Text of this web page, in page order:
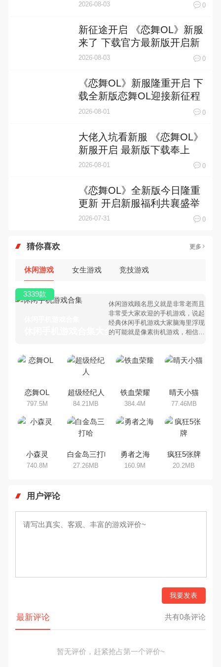
2026-08-03 0
新征途开启 《恋舞OL》新服
来了 下载官方最新版开启新
挑战
2026-08-03 0
《恋舞OL》新服隆重开启 下
载全新版恋舞OL迎接新征程
2026-08-01 0
大佬入坑看新服 《恋舞OL》
新服开启 最新版下载奉上
2026-08-01 0
《恋舞OL》全新版今日隆重
更新 开启新服福利共襄盛举
2026-07-31 0
猜你喜欢 更多
休闲游戏 女生游戏 竞技游戏
休闲手机游戏合集大全 >
休闲游戏顾名思义就是非常老而且
非常受大家欢迎的手机游戏，说起
经典休闲手机游戏大家脑海里浮现
的可能就是像素街机游戏，相信很
闲手机游戏有哪些呢？游戏今天，
集，欢迎大家前来选择下载体验
3339款
恋舞OL
797.5M
超级经纪人
84.21MB
铁血荣耀
384.4M
晴天小猫
77.46MB
小森灵
740.8M
白金岛三打哈
27.26MB
勇者之海
160.9M
疯狂5张牌
20.2MB
用户评论
我要发表
最新评论 共有0条评论
暂无评价，赶紧抢占第一个评价~